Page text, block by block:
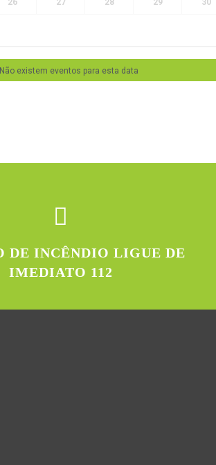
26 27 28 29 30
Não existem eventos para esta data
DE INCÊNDIO LIGUE DE
IMEDIATO 112